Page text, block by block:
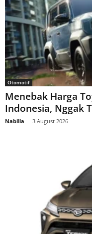
Otomotif
Menebak Harga
Indonesia, Nggak
Nabilla 3 August 2026